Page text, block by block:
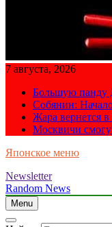
7 августа, 2026
Большую панду
Собянин:
Жара вернется
Москвичи
Японское меню
Newsletter
Random News
Menu